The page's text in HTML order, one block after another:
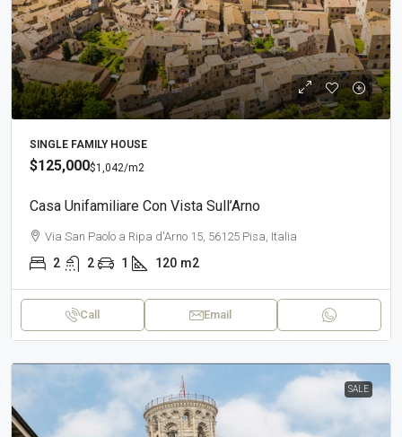
SINGLE FAMILY HOUSE
$125,000$1,042/m2
Casa Unifamiliare Con Vista Sull’Arno
Via San Paolo a Ripa d'Arno 15, 56125 Pisa, Italia
2 2 1 120 m2
Call Email
SALE